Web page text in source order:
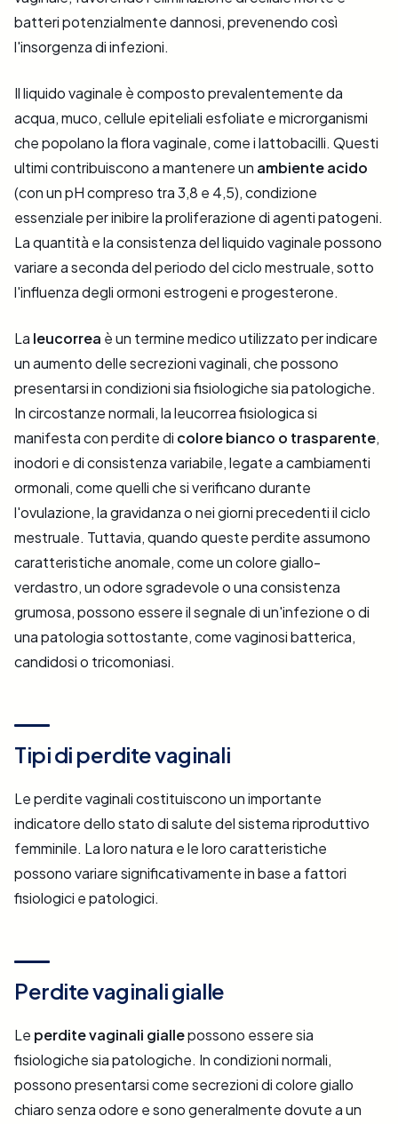
batteri potenzialmente dannosi, prevenendo così
l'insorgenza di infezioni.
Il liquido vaginale è composto prevalentemente da
acqua, muco, cellule epiteliali esfoliate e microrganismi
che popolano la flora vaginale, come i lattobacilli. Questi
ultimi contribuiscono a mantenere un ambiente acido
(con un pH compreso tra 3,8 e 4,5), condizione
essenziale per inibire la proliferazione di agenti patogeni.
La quantità e la consistenza del liquido vaginale possono
variare a seconda del periodo del ciclo mestruale, sotto
l'influenza degli ormoni estrogeni e progesterone.
La leucorrea è un termine medico utilizzato per indicare
un aumento delle secrezioni vaginali, che possono
presentarsi in condizioni sia fisiologiche sia patologiche.
In circostanze normali, la leucorrea fisiologica si
manifesta con perdite di colore bianco o trasparente,
inodori e di consistenza variabile, legate a cambiamenti
ormonali, come quelli che si verificano durante
l'ovulazione, la gravidanza o nei giorni precedenti il ciclo
mestruale. Tuttavia, quando queste perdite assumono
caratteristiche anomale, come un colore giallo-
verdastro, un odore sgradevole o una consistenza
grumosa, possono essere il segnale di un'infezione o di
una patologia sottostante, come vaginosi batterica,
candidosi o tricomoniasi.
Tipi di perdite vaginali
Le perdite vaginali costituiscono un importante
indicatore dello stato di salute del sistema riproduttivo
femminile. La loro natura e le loro caratteristiche
possono variare significativamente in base a fattori
fisiologici e patologici.
Perdite vaginali gialle
Le perdite vaginali giallepossono essere sia
fisiologiche sia patologiche. In condizioni normali,
possono presentarsi come secrezioni di colore giallo
chiaro senza odore e sono generalmente dovute a un